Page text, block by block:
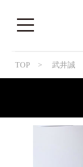
TOP > 武井誠